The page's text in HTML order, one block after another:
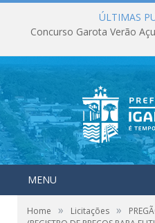
ÚLTIMAS
Concurso Garota Verão
MENU
Home » Licitações »